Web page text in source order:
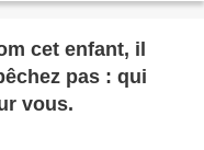
cet enfant, il
pas : qui
vous.